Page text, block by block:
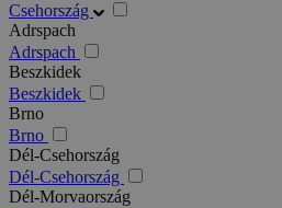
Csehország
Adrspach
Adrspach
Beszkidek
Beszkidek
Brno
Brno
Dél-Csehország
Dél-Csehország
Dél-Morvaország